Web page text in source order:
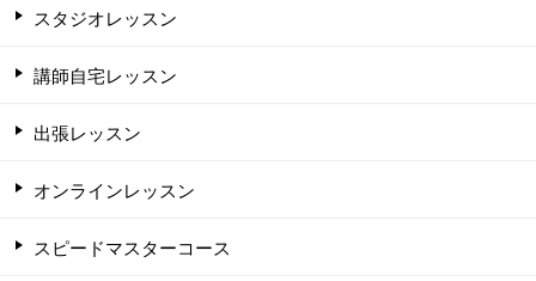
スタジオレッスン
講師自宅レッスン
出張レッスン
オンラインレッスン
スピードマスターコース